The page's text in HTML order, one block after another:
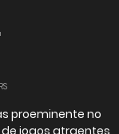
proeminente no
jogos atraentes